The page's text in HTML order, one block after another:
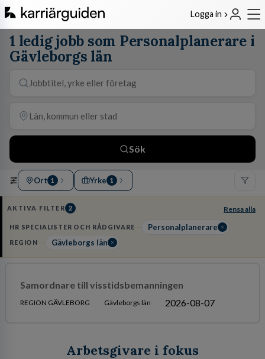
Logga in
1 ledig jobb som Personalplanerare i
Gävleborgs län
Sök
Ort 1 Yrke 1
AKTIVA FILTER 2 Rensa alla
HR SPECIALISTER OCH RÅDGIVARE Personalplanerare
REGION Gävleborgs län
Samordnare till visstidsbemanningen
REGION GÄVLEBORG Gävleborgs län 2026-08-07
Arbetsgivare i fokus